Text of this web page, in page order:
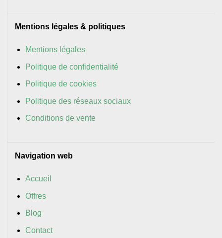
Mentions légales & politiques
Mentions légales
Politique de confidentialité
Politique de cookies
Politique des réseaux sociaux
Conditions de vente
Navigation web
Accueil
Offres
Blog
Contact